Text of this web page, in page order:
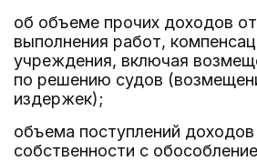
об объеме прочих доходов от
выполнения работ,
учреждения, включая
по решению судов
издержек);
объема поступлений доходов
собственности с